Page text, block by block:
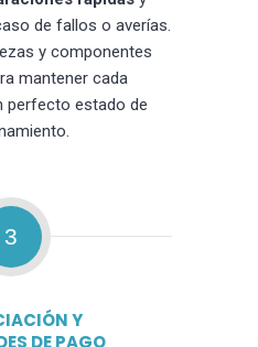
de fallos o averías.
y componentes
mantener cada
perfecto estado de
3
Y